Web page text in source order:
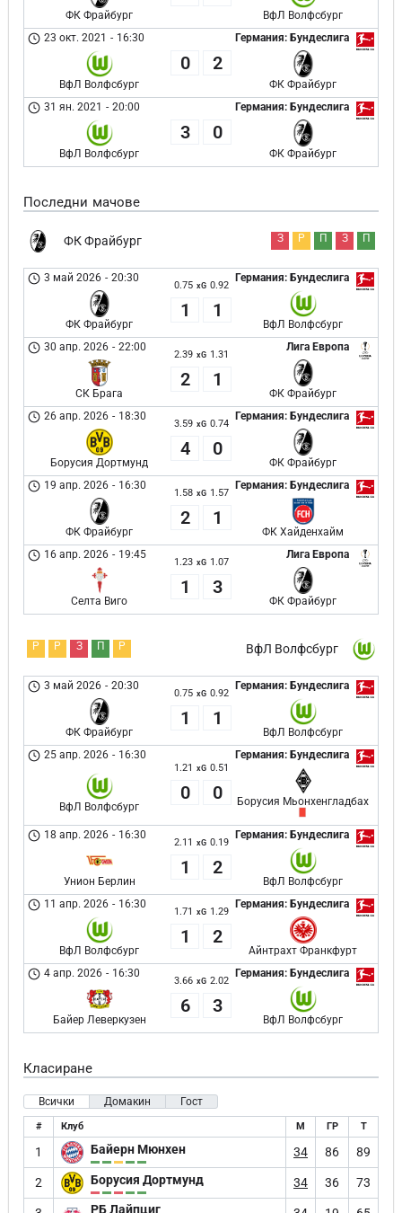
ФК Фрайбург
ВфЛ Волфсбург
Германия: Бундеслига
23 окт. 2021 - 16:30
ВфЛ Волфсбург
0 2
ФК Фрайбург
Германия: Бундеслига
31 ян. 2021 - 20:00
ВфЛ Волфсбург
3 0
ФК Фрайбург
Последни мачове
ФК Фрайбург З Р П З П
Германия: Бундеслига
3 май 2026 - 20:30
ФК Фрайбург
0.75 xG 0.92
1 1
ВфЛ Волфсбург
Лига Европа
30 апр. 2026 - 22:00
СК Брага
2.39 xG 1.31
2 1
ФК Фрайбург
Германия: Бундеслига
26 апр. 2026 - 18:30
Борусия Дортмунд
3.59 xG 0.74
4 0
ФК Фрайбург
Германия: Бундеслига
19 апр. 2026 - 16:30
ФК Фрайбург
1.58 xG 1.57
2 1
ФК Хайденхайм
Лига Европа
16 апр. 2026 - 19:45
Селта Виго
1.23 xG 1.07
1 3
ФК Фрайбург
ВфЛ Волфсбург
Р Р З П Р
Германия: Бундеслига
3 май 2026 - 20:30
ФК Фрайбург
0.75 xG 0.92
1 1
ВфЛ Волфсбург
Германия: Бундеслига
25 апр. 2026 - 16:30
ВфЛ Волфсбург
1.21 xG 0.51
0 0 Борусия Мьонхенгладбах
Германия: Бундеслига
18 апр. 2026 - 16:30
Унион Берлин
2.11 xG 0.19
1 2
ВфЛ Волфсбург
Германия: Бундеслига
11 апр. 2026 - 16:30
ВфЛ Волфсбург
1.71 xG 1.29
1 2
Айнтрахт Франкфурт
Германия: Бундеслига
4 апр. 2026 - 16:30
Байер Леверкузен
3.66 xG 2.02
6 3
ВфЛ Волфсбург
Класиране
Всички Домакин Гост
# Клуб М ГР Т
1 Байерн Мюнхен 34 86 89
2 Борусия Дортмунд 34 36 73
РБ Лайпциг